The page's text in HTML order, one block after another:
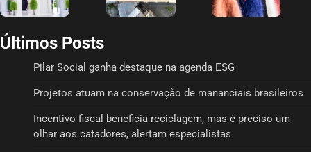
Últimos Posts
Pilar Social ganha destaque na agenda ESG
Projetos atuam na conservação de mananciais brasileiros
Incentivo fiscal beneficia reciclagem, mas é preciso um
olhar aos catadores, alertam especialistas